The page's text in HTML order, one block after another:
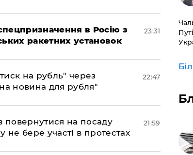
в Росію з
ракетних установок
23:31
на рубль" через
новина для рубля"
22:47
на посаду
не бере участі в протестах
21:59